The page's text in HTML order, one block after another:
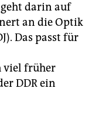
geht darin auf
an die Optik
Das passt für
viel früher
DDR ein